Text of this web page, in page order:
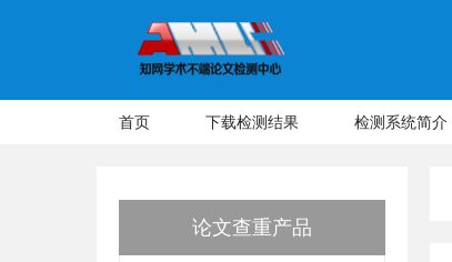
首页 下载检测结果 检测系统简介
论文查重产品